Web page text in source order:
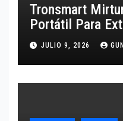
Tronsmart
Portátil Para
JULIO 9, 2026